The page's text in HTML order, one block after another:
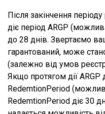
Після закінчення
діє період ARGP
до 28 днів. Звертаємо
гарантований, може
(залежно від умов
Якщо протягом дії
RedemtionPeriod
RedemtionPeriod діє 30